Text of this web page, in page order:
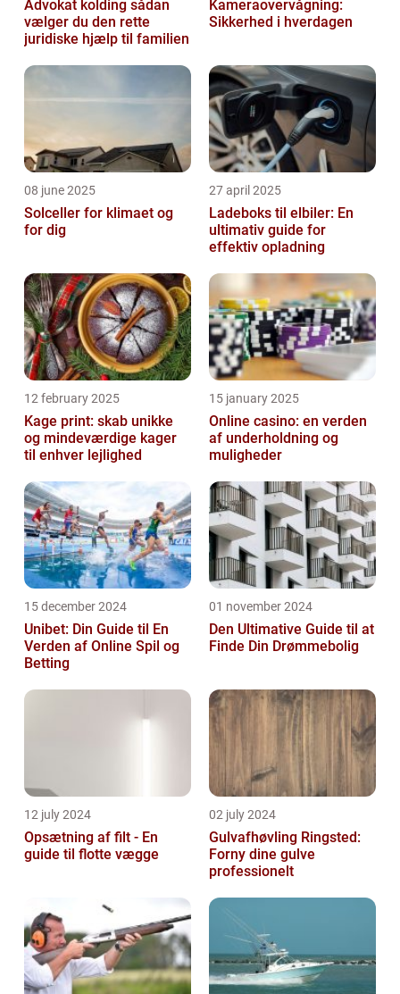
Advokat kolding sådan
vælger du den rette
juridiske hjælp til familien
Kameraovervågning:
Sikkerhed i hverdagen
08 june 2025
Solceller for klimaet og
for dig
27 april 2025
Ladeboks til elbiler: En
ultimativ guide for
effektiv opladning
12 february 2025
Kage print: skab unikke
og mindeværdige kager
til enhver lejlighed
15 january 2025
Online casino: en verden
af underholdning og
muligheder
15 december 2024
Unibet: Din Guide til En
Verden af Online Spil og
Betting
01 november 2024
Den Ultimative Guide til at
Finde Din Drømmebolig
12 july 2024
Opsætning af filt - En
guide til flotte vægge
02 july 2024
Gulvafhøvling Ringsted:
Forny dine gulve
professionelt